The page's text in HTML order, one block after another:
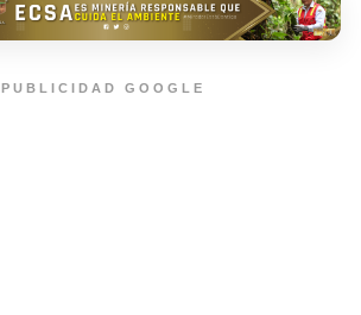
PUBLICIDAD GOOGLE